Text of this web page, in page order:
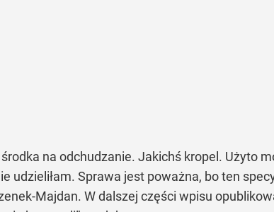
na odchudzanie. Jakichś kropel. Użyto
udzieliłam. Sprawa jest poważna, bo ten
Majdan. W dalszej części wpisu